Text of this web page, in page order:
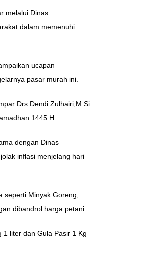
melalui Dinas
dalam memenuhi
ucapan
pasar murah ini.
Drs Dendi Zulhairi,M.Si
1445 H.
dengan Dinas
inflasi menjelang hari
Minyak Goreng,
dibandrol harga petani.
1 liter dan Gula Pasir 1 Kg